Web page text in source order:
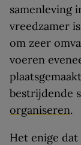
samenleving
vreedzamer
om zeer
voeren
bestrijdende
organiseren.
Het enige